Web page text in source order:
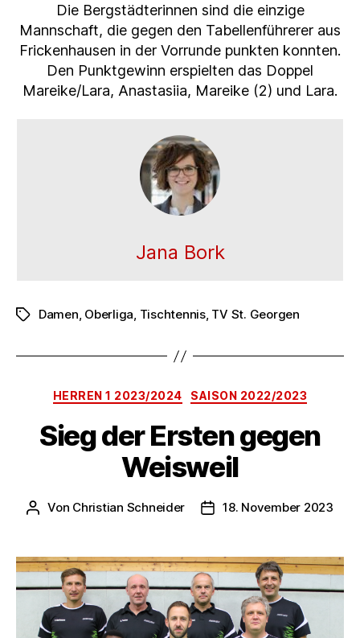
Die Bergstädterinnen sind die einzige
Mannschaft, die gegen den Tabellenführerer aus
Frickenhausen in der Vorrunde punkten konnten.
Den Punktgewinn erspielten das Doppel
Mareike/Lara, Anastasiia, Mareike (2) und Lara.
Jana Bork
Schlagwörter
Damen, Oberliga, Tischtennis, TV St. Georgen
Kategorien
HERREN 1 2023/2024 SAISON 2022/2023
Sieg der Ersten gegen
Weisweil
Beitragsautor
Von Christian Schneider Veröffentlichungsdatum
18. November 2023